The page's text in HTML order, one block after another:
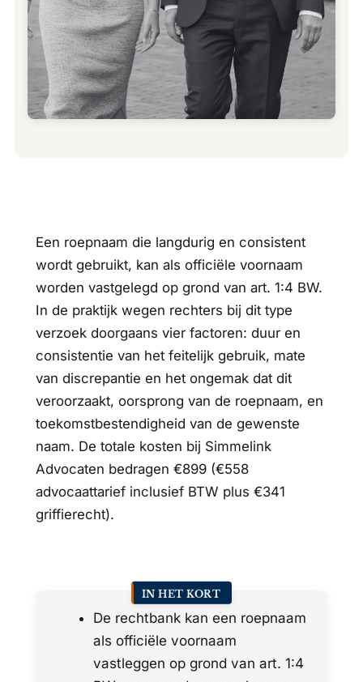
Een roepnaam die langdurig en consistent
wordt gebruikt, kan als officiële voornaam
worden vastgelegd op grond van art. 1:4 BW.
In de praktijk wegen rechters bij dit type
verzoek doorgaans vier factoren: duur en
consistentie van het feitelijk gebruik, mate
van discrepantie en het ongemak dat dit
veroorzaakt, oorsprong van de roepnaam, en
toekomstbestendigheid van de gewenste
naam. De totale kosten bij Simmelink
Advocaten bedragen €899 (€558
advocaattarief inclusief BTW plus €341
griffierecht).
IN HET KORT
De rechtbank kan een roepnaam
als officiële voornaam
vastleggen op grond van art. 1:4